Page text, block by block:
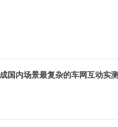
内场景最复杂的车网互动实测